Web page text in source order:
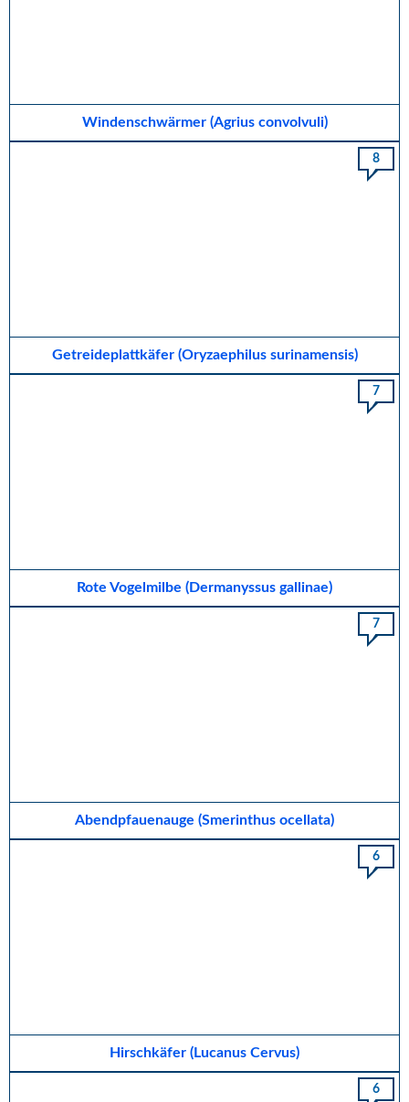
Windenschwärmer (Agrius convolvuli)
Getreideplattkäfer (Oryzaephilus surinamensis)
8
Rote Vogelmilbe (Dermanyssus gallinae)
7
Abendpfauenauge (Smerinthus ocellata)
7
Hirschkäfer (Lucanus Cervus)
6
6